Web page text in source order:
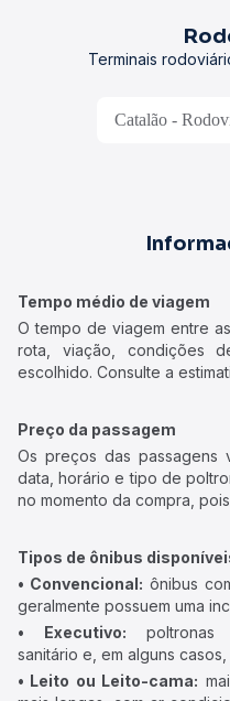
Terminais
Catalão -
Tempo médio de viagem
O tempo de viagem entre
rota, viação, condições
escolhido. Consulte a
Preço da passagem
Os preços das passagens
data, horário e tipo de
no momento da compra,
Tipos de ônibus
• Convencional: ônibus
geralmente possuem uma
• Executivo: poltronas
sanitário e, em alguns casos,
• Leito ou Leito-cama: